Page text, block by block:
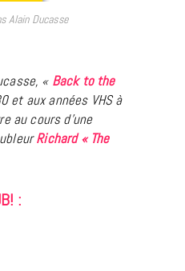
Alain Ducasse
« Back to the
et aux années VHS à
au cours d’une
Richard « The
: